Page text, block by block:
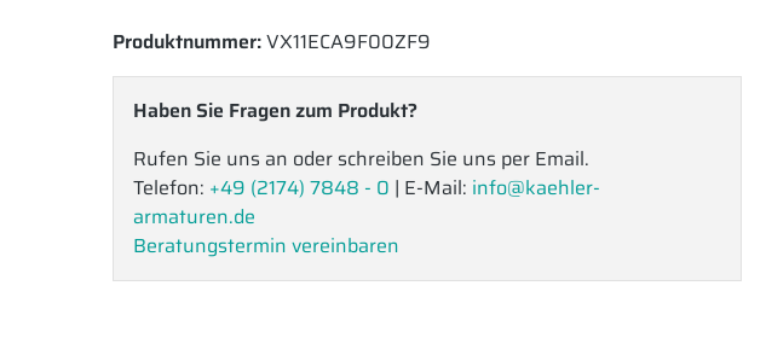
Produktnummer:VX11ECA9F00ZF9
Haben Sie Fragen zum Produkt?
Rufen Sie uns an oder schreiben Sie uns per Email.
Telefon: +49 (2174) 7848 - 0 | E-Mail: info@kaehler-
armaturen.de
Beratungstermin vereinbaren